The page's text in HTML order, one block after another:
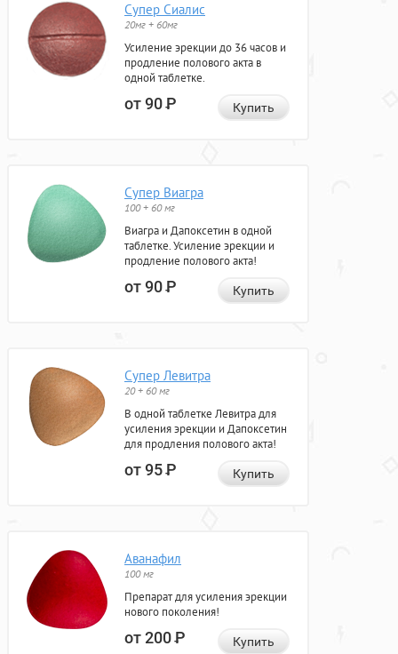
Супер Сиалис
20мг + 60мг
Усиление эрекции до 36 часов и
продление полового акта в
одной таблетке.
от 90Р Купить
Супер Виагра
100 + 60 мг
Виагра и Дапоксетин в одной
таблетке. Усиление эрекции и
продление полового акта!
от 90Р Купить
Супер Левитра
20 + 60 мг
В одной таблетке Левитра для
усиления эрекции и Дапоксетин
для продления полового акта!
от 95Р Купить
Аванафил
100 мг
Препарат для усиления эрекции
нового поколения!
от 200Р Купить